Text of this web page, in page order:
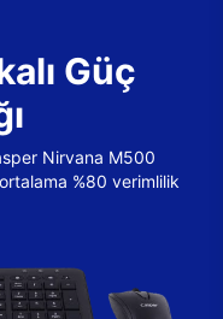
Güç
Nirvana M500
%80 verimlilik